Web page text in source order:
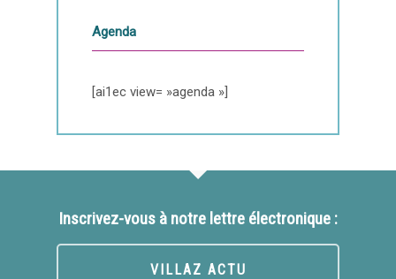
Agenda
[ai1ec view= »agenda »]
Inscrivez-vous à notre lettre électronique :
VILLAZ ACTU